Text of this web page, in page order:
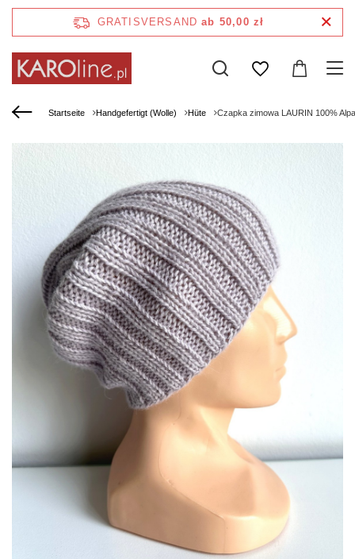
GRATISVERSAND ab 50,00 zł
Startseite Handgefertigt (Wolle) Hüte Czapka zimowa LAURIN 100%